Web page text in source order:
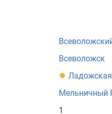
Всеволожск
Ладожская
Мельничный
1